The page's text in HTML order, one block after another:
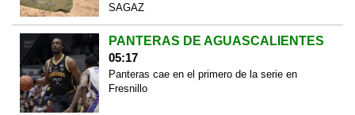
SAGAZ
PANTERAS DE AGUASCALIENTES
05:17
Panteras cae en el primero de la serie en
Fresnillo